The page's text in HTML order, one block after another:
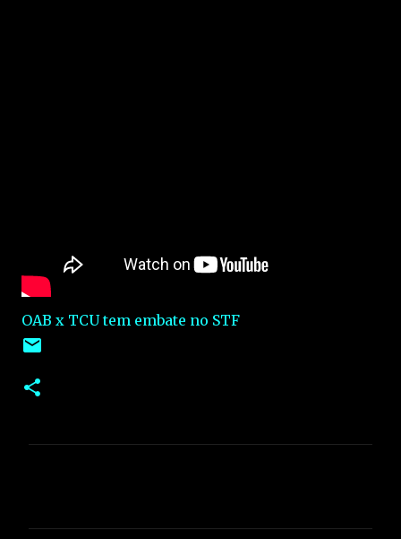
OAB x TCU tem embate no STF